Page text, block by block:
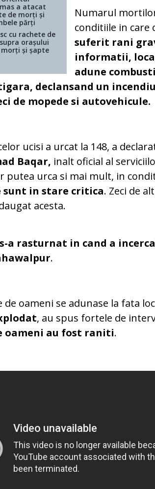
a atacat
de morți și
părți
cu rachete de
orașului
și șapte
Numarul
conditiile in care
suferit rani
informatii,
adune
declansand un
de mopede si autovehicule.
ucisi a urcat la 148, a
Baqar, inalt oficial al
putea urca si mai mult, in
sunt in stare critica. Zeci de
acesta.
a rasturnat in cand a
.
de oameni se adunase la fata
, au spus fortele de
oameni au fost raniti.